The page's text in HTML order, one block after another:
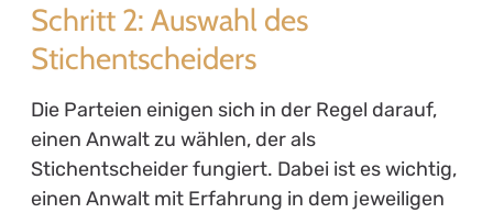
Schritt 2: Auswahl des
Stichentscheiders
Die Parteien einigen sich in der Regel darauf,
einen Anwalt zu wählen, der als
Stichentscheider fungiert. Dabei ist es wichtig,
einen Anwalt mit Erfahrung in dem jeweiligen